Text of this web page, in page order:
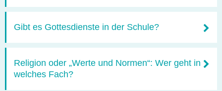
Gibt es Gottesdienste in der Schule?
Religion oder „Werte und Normen“: Wer geht in
welches Fach?